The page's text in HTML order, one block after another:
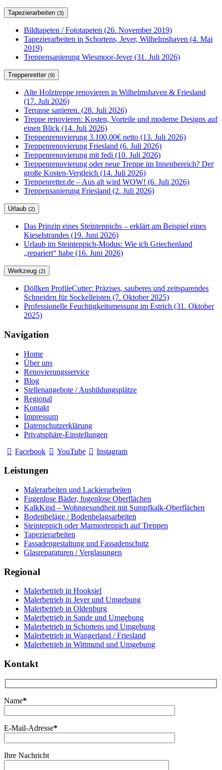
Tapezierarbeiten (3)
Bildtapeten / Fototapeten (26. November 2019)
Tapezierarbeiten in Schortens, Jever, Wilhelmshaven (4. Mai
2019)
Treppensanierung Wiesmoor-Jever (31. Juli 2026)
Treppenretter (9)
Alte Holztreppe renovieren in Wilhelmshaven & Friesland
(17. Juli 2026)
Terrasse sanieren. (28. Juli 2026)
Treppe renovieren: Kosten, Vorteile und moderne Designs auf
einen Blick (14. Juli 2026)
Treppenrenovierung 3.100,00€ netto (13. Juli 2026)
Treppenrenovierung Friesland (6. Juli 2026)
Treppenrenovierung mit fedi (10. Juli 2026)
Treppenrenovierung oder neue Treppe im Innenbereich? Der
große Kosten-Vergleich (14. Juli 2026)
Treppenretter.de – Aus alt wird WOW! (6. Juli 2026)
Treppensanierung Friesland (2. Juli 2026)
Urlaub (2)
Das Prinzip eines Steinteppichs – erklärt am Beispiel eines
Kieselstrandes (19. Juni 2026)
Urlaub im Steinteppich-Modus: Wie ich Griechenland
„repariert“ habe (16. Juni 2026)
Werkzeug (2)
Döllken ProfileCutter: Präzises, sauberes und zeitsparendes
Schneiden für Sockelleisten (7. Oktober 2025)
Professionelle Feuchtigkeitsmessung im Estrich (31. Oktober
2025)
Navigation
Home
Über uns
Renovierungsservice
Blog
Stellenangebote / Ausbildungsplätze
Regional
Kontakt
Impressum
Datenschutzerklärung
Privatsphäre-Einstellungen
Facebook
YouTube Instagram
Leistungen
Malerarbeiten und Lackierarbeiten
Fugenlose Bäder, fugenlose Oberflächen
KalkKind – Wohngesundheit mit Sumpfkalk-Oberflächen
Bodenbeläge / Bodenbelagsarbeiten
Steinteppich oder Marmorteppich auf Treppen
Tapezierarbeiten
Fassadengestaltung und Fassadenschutz
Glasreparaturen / Verglasungen
Regional
Malerbetrieb in Hooksiel
Malerbetrieb in Jever und Umgebung
Malerbetrieb in Oldenburg
Malerbetrieb in Sande und Umgebung
Malerbetrieb in Schortens und Umgebung
Malerbetrieb in Wangerland / Friesland
Malerbetrieb in Wittmund und Umgebung
Kontakt
Name*
E-Mail-Adresse*
Ihre Nachricht